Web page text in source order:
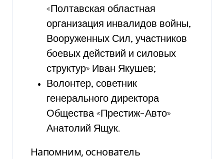
«Полтавская областная
организация инвалидов войны,
Вооруженных Сил, участников
боевых действий и силовых
структур» Иван Якушев;
Волонтер, советник
генерального директора
Общества «Престиж-Авто»
Анатолий Ящук.
Напомним, основатель